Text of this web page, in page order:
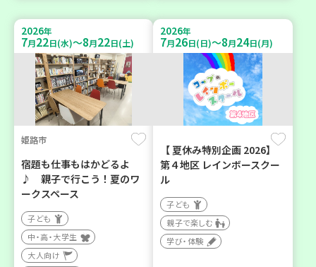
2026年
7月22日(水)～8月22日(土)
姫路市
宿題も仕事もはかどるよ
♪ 親子で行こう！夏のワ
ークスペース
子ども
中・高・大学生
大人向け
2026年
7月26日(日)～8月24日(月)
【 夏休み特別企画 2026】
第４地区 レインボースクー
ル
子ども
親子で楽しむ
学び・体験